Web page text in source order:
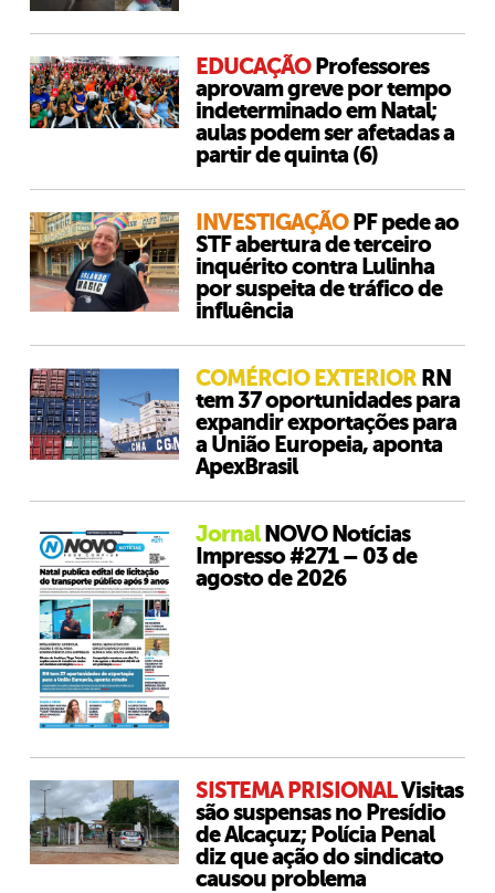
EDUCAÇÃO Professores
aprovam greve por tempo
indeterminado em Natal;
aulas podem ser afetadas a
partir de quinta (6)
INVESTIGAÇÃO PF pede ao
STF abertura de terceiro
inquérito contra Lulinha
por suspeita de tráfico de
influência
COMÉRCIO EXTERIOR RN
tem 37 oportunidades para
expandir exportações para
a União Europeia, aponta
ApexBrasil
Jornal NOVO Notícias
Impresso #271 – 03 de
agosto de 2026
SISTEMA PRISIONALVisitas
são suspensas no Presídio
de Alcaçuz; Polícia Penal
diz que ação do sindicato
causou problema